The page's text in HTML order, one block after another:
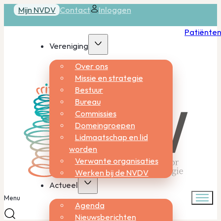
Mijn NVDV Contact Inloggen
Vereniging
Over ons
Missie en strategie
Bestuur
Bureau
Commissies
Domeingroepen
Lidmaatschap en lid
worden
Verwante organisaties
Werken bij de NVDV
Actueel
Agenda
Nieuwsberichten
Menu